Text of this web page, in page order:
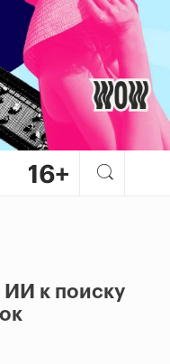
к поиску